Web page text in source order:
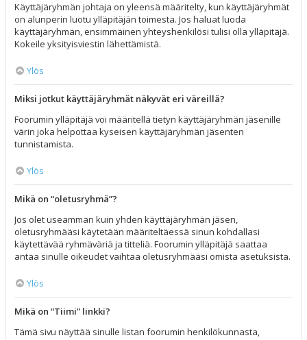
Käyttäjäryhmän johtaja on yleensä määritelty, kun käyttäjäryhmät
on alunperin luotu ylläpitäjän toimesta. Jos haluat luoda
käyttäjäryhmän, ensimmäinen yhteyshenkilösi tulisi olla ylläpitäjä.
Kokeile yksityisviestin lähettämistä.
Ylös
Miksi jotkut käyttäjäryhmät näkyvät eri väreillä?
Foorumin ylläpitäjä voi määritellä tietyn käyttäjäryhmän jäsenille
värin joka helpottaa kyseisen käyttäjäryhmän jäsenten
tunnistamista.
Ylös
Mikä on “oletusryhmä”?
Jos olet useamman kuin yhden käyttäjäryhmän jäsen,
oletusryhmääsi käytetään määriteltäessä sinun kohdallasi
käytettävää ryhmäväriä ja titteliä. Foorumin ylläpitäjä saattaa
antaa sinulle oikeudet vaihtaa oletusryhmääsi omista asetuksista.
Ylös
Mikä on “Tiimi” linkki?
Tämä sivu näyttää sinulle listan foorumin henkilökunnasta,